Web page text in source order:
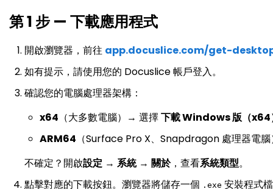
第 1 步 — 下載應用程式
開啟瀏覽器，前往 app.docuslice.com/get-
如有提示，請使用您的 Docuslice 帳戶登入。
確認您的電腦處理器架構：
x64 （大多數電腦）→ 選擇下載 Windows 版（x64
ARM64 （Surface Pro X、Snapdragon 處理器電
不確定？開啟設定 → 系統→ 關於，查看系統類型。
點擊對應的下載按鈕。瀏覽器將儲存一個 .exe 安裝程式